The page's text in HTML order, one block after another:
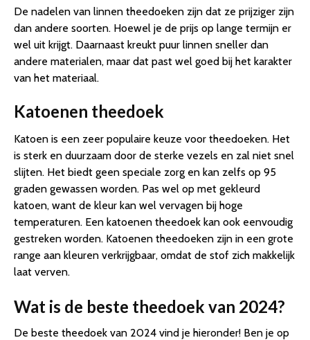
De nadelen van linnen theedoeken zijn dat ze prijziger zijn
dan andere soorten. Hoewel je de prijs op lange termijn er
wel uit krijgt. Daarnaast kreukt puur linnen sneller dan
andere materialen, maar dat past wel goed bij het karakter
van het materiaal.
Katoenen theedoek
Katoen is een zeer populaire keuze voor theedoeken. Het
is sterk en duurzaam door de sterke vezels en zal niet snel
slijten. Het biedt geen speciale zorg en kan zelfs op 95
graden gewassen worden. Pas wel op met gekleurd
katoen, want de kleur kan wel vervagen bij hoge
temperaturen. Een katoenen theedoek kan ook eenvoudig
gestreken worden. Katoenen theedoeken zijn in een grote
range aan kleuren verkrijgbaar, omdat de stof zich makkelijk
laat verven.
Wat is de beste theedoek van 2024?
De beste theedoek van 2024 vind je hieronder! Ben je op